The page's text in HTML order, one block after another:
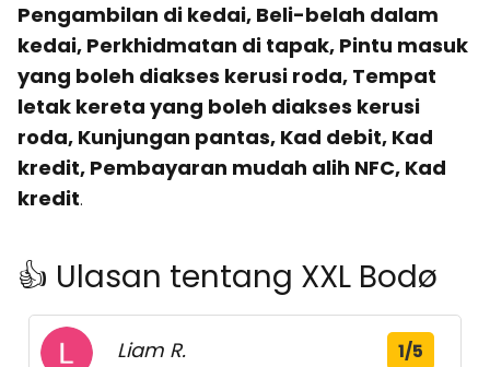
Pengambilan di kedai, Beli-belah dalam
kedai, Perkhidmatan di tapak, Pintu masuk
yang boleh diakses kerusi roda, Tempat
letak kereta yang boleh diakses kerusi
roda, Kunjungan pantas, Kad debit, Kad
kredit, Pembayaran mudah alih NFC, Kad
kredit.
👍 Ulasan tentang XXL Bodø
Liam R. 1/5